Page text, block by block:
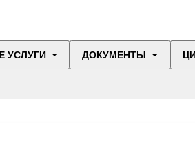
УСЛУГИ ДОКУМЕНТЫ